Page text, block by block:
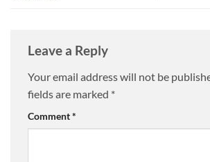
Leave a Reply
Your email address will not be
fields are marked *
Comment*